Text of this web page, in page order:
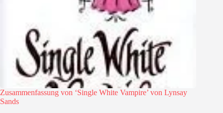
Zusammenfassung von ‘Single White Vampire’ von Lynsay
Sands